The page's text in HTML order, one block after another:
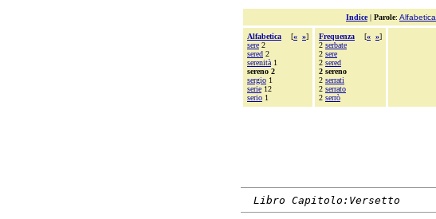
Indice| Parole: Alfabetica
Alfabetica [« »]
sere 2
sered 2
serenità 1
sereno 2
sergio 1
serie 12
serio 1
Frequenza [« »]
2 serbate
2 sere
2 sered
2 sereno
2 serrati
2 serrato
2 serrò
Libro Capitolo:Versetto